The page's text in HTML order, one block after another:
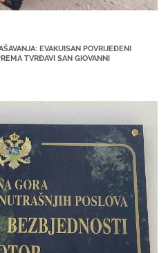
EVAKUISAN POVRIJEĐENI
TVRĐAVI SAN GIOVANNI